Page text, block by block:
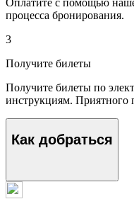
процесса бронирования.
3
Получите билеты
Получите билеты по
инструкциям. Приятного
Как добраться